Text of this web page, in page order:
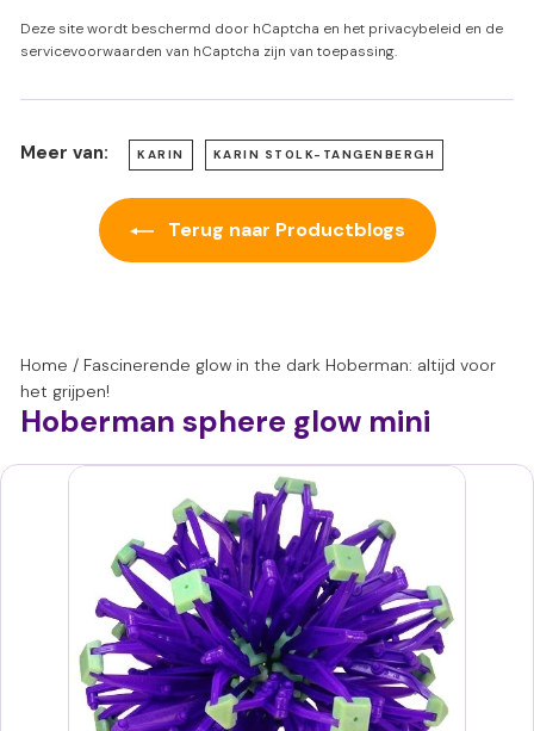
Deze site wordt beschermd door hCaptcha en het privacybeleid en de
servicevoorwaarden van hCaptcha zijn van toepassing.
Meer van: KARIN KARIN STOLK-TANGENBERGH
Terug naar Productblogs
Home / Fascinerende glow in the dark Hoberman: altijd voor
het grijpen!
Hoberman sphere glow mini